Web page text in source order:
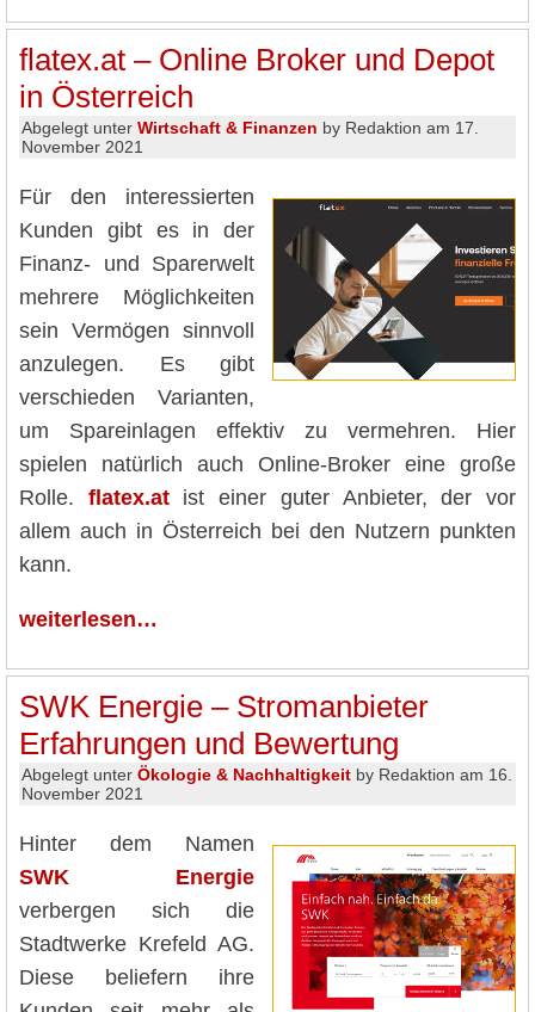
flatex.at – Online Broker und Depot
in Österreich
Abgelegt unter Wirtschaft & Finanzen by Redaktion am 17.
November 2021
Für den interessierten
Kunden gibt es in der
Finanz- und Sparerwelt
mehrere Möglichkeiten
sein Vermögen sinnvoll
anzulegen. Es gibt
verschieden Varianten,
um Spareinlagen effektiv zu vermehren. Hier
spielen natürlich auch Online-Broker eine große
Rolle. flatex.atist einer guter Anbieter, der vor
allem auch in Österreich bei den Nutzern punkten
kann.
weiterlesen…
SWK Energie – Stromanbieter
Erfahrungen und Bewertung
Abgelegt unter Ökologie & Nachhaltigkeit by Redaktion am 16.
November 2021
Hinter dem Namen
SWK Energie
verbergen sich die
Stadtwerke Krefeld AG.
Diese beliefern ihre